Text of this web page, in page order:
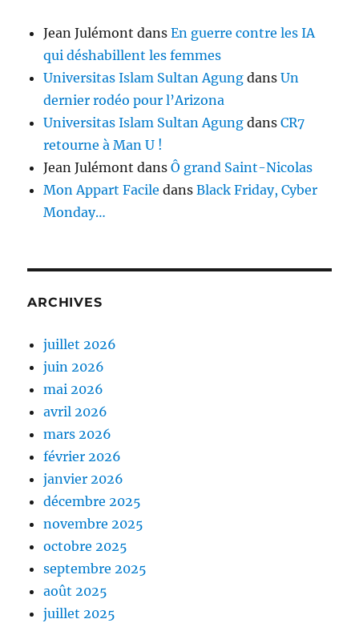
Jean Julémont dansEn guerre contre les IA
qui déshabillent les femmes
Universitas Islam Sultan Agung dansUn
dernier rodéo pour l’Arizona
Universitas Islam Sultan Agung dansCR7
retourne à Man U !
Jean Julémont dansÔ grand Saint-Nicolas
Mon Appart Facile dansBlack Friday, Cyber
Monday…
ARCHIVES
juillet 2026
juin 2026
mai 2026
avril 2026
mars 2026
février 2026
janvier 2026
décembre 2025
novembre 2025
octobre 2025
septembre 2025
août 2025
juillet 2025